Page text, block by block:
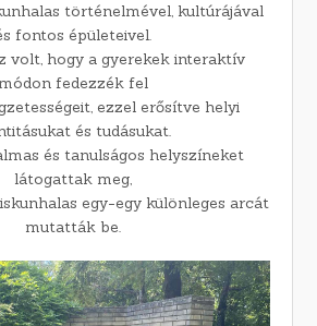
történelmével, kultúrájával
fontos épületeivel.
volt, hogy a gyerekek interaktív
módon fedezzék fel
ezzel erősítve helyi
és tudásukat.
és tanulságos helyszíneket
látogattak meg,
egy-egy különleges arcát
mutatták be.